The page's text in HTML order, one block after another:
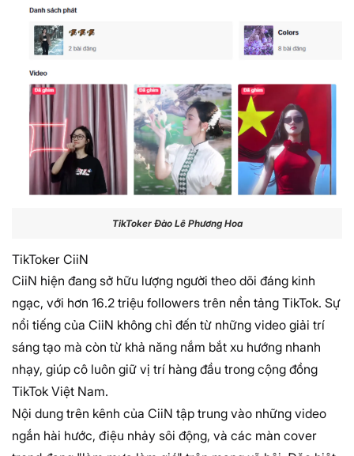
TikToker Đào Lê Phương Hoa
TikToker CiiN
CiiN hiện đang sở hữu lượng người theo dõi đáng kinh
ngạc, với hơn 16.2 triệu followers trên nền tảng TikTok. Sự
nổi tiếng của CiiN không chỉ đến từ những video giải trí
sáng tạo mà còn từ khả năng nắm bắt xu hướng nhanh
nhạy, giúp cô luôn giữ vị trí hàng đầu trong cộng đồng
TikTok Việt Nam.
Nội dung trên kênh của CiiN tập trung vào những video
ngắn hài hước, điệu nhảy sôi động, và các màn cover